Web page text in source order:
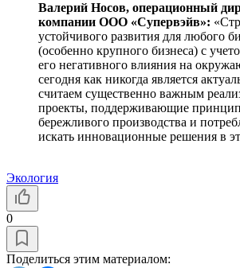
Валерий Носов, операционный
компании ООО «Супервэйв»:
устойчивого развития для любого
(особенно крупного бизнеса) с
его негативного влияния на
сегодня как никогда является
считаем существенно важным
проекты, поддерживающие
бережливого производства и
искать инновационные решения в
Экология
0
Поделиться этим материалом: